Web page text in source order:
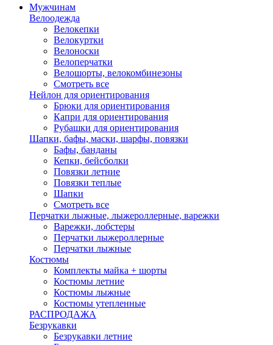
Мужчинам
Велоодежда
Велокепки
Велокуртки
Велоноски
Велоперчатки
Велошорты, велокомбинезоны
Смотреть все
Нейлон для ориентирования
Брюки для ориентирования
Капри для ориентирования
Рубашки для ориентирования
Шапки, бафы, маски, шарфы, повязки
Бафы, банданы
Кепки, бейсболки
Повязки летние
Повязки теплые
Шапки
Смотреть все
Перчатки лыжные, лыжероллерные, варежки
Варежки, лобстеры
Перчатки лыжероллерные
Перчатки лыжные
Костюмы
Комплекты майка + шорты
Костюмы летние
Костюмы лыжные
Костюмы утепленные
РАСПРОДАЖА
Безрукавки
Безрукавки летние